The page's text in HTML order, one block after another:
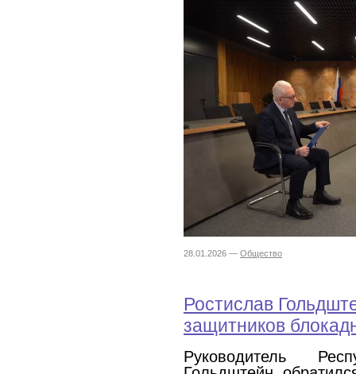
28.01.2026 — Общество
Ростислав
защитников
Руководитель